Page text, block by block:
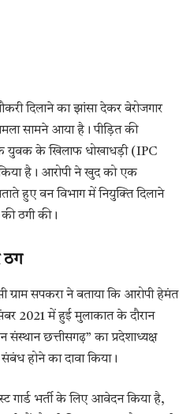
दिलाने का झांसा देकर बेरोजगार
सामने आया है। पीड़ित की
युवक के खिलाफ धोखाधड़ी (IPC
है। आरोपी ने खुद को एक
हुए वन विभाग में नियुक्ति दिलाने
ठगी की।
ठग
ग्राम सपकरा ने बताया कि आरोपी हेमंत
2021 में हुई मुलाकात के दौरान
छत्तीसगढ़” का प्रदेशाध्यक्ष
संबंध होने का दावा किया।
गार्ड भर्ती के लिए आवेदन किया है,